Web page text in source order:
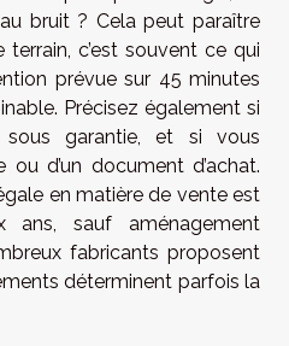
bruit ? Cela peut paraître
terrain, c’est souvent ce qui
prévue sur 45 minutes
Précisez également si
sous garantie, et si vous
ou d’un document d’achat.
en matière de vente est
ans, sauf aménagement
fabricants proposent
déterminent parfois la